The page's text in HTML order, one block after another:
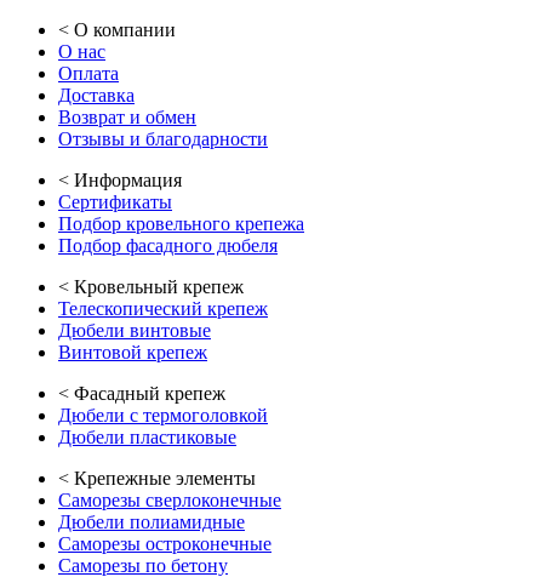
< О компании
О нас
Оплата
Доставка
Возврат и обмен
Отзывы и благодарности
< Информация
Сертификаты
Подбор кровельного крепежа
Подбор фасадного дюбеля
< Кровельный крепеж
Телескопический крепеж
Дюбели винтовые
Винтовой крепеж
< Фасадный крепеж
Дюбели с термоголовкой
Дюбели пластиковые
< Крепежные элементы
Саморезы сверлоконечные
Дюбели полиамидные
Саморезы остроконечные
Саморезы по бетону